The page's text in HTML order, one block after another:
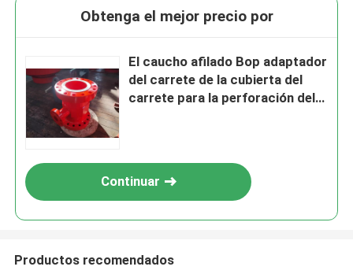
Obtenga el mejor precio por
El caucho afilado Bop adaptador
del carrete de la cubierta del
carrete para la perforación del
Continuar
Productos recomendados